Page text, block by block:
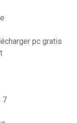
pc gratis
7